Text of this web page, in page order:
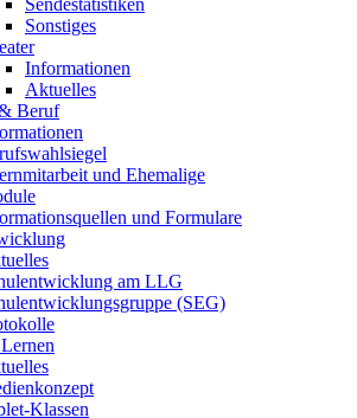
Sendestatistiken
Sonstiges
Informationen
Aktuelles
Beruf
und Ehemalige
und Formulare
am LLG
(SEG)
Klassen